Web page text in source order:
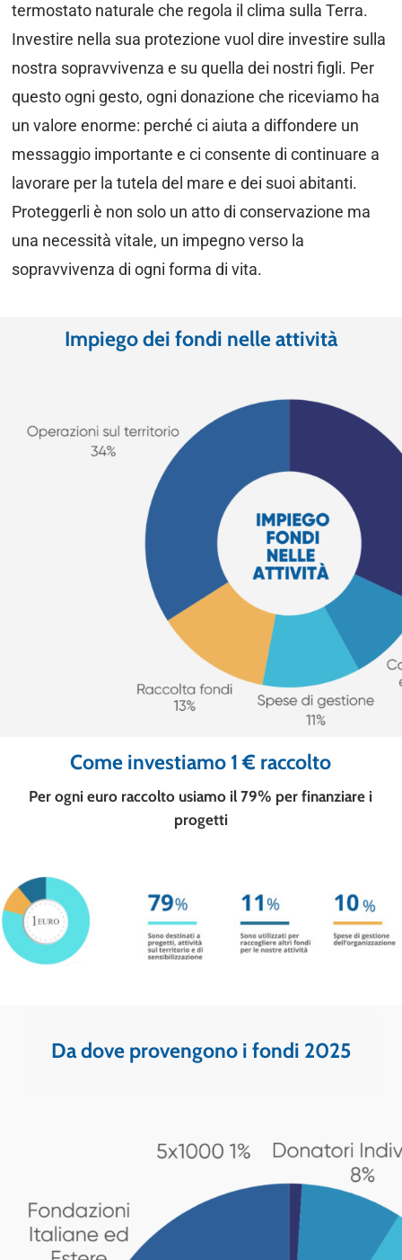
termostato naturale che regola il clima sulla Terra.
Investire nella sua protezione vuol dire investire sulla
nostra sopravvivenza e su quella dei nostri figli. Per
questo ogni gesto, ogni donazione che riceviamo ha
un valore enorme: perché ci aiuta a diffondere un
messaggio importante e ci consente di continuare a
lavorare per la tutela del mare e dei suoi abitanti.
Proteggerli è non solo un atto di conservazione ma
una necessità vitale, un impegno verso la
sopravvivenza di ogni forma di vita.
Impiego dei fondi nelle attività
Come investiamo 1 € raccolto
Per ogni euro raccolto usiamo il 79% per finanziare i
progetti
Da dove provengono i fondi 2025